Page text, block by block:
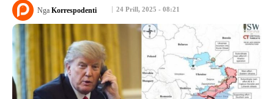
24 Prill, 2025 - 08:21
Nga Korrespodenti